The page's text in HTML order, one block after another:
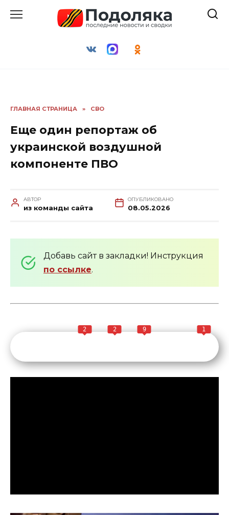
ГЛАВНАЯ СТРАНИЦА » СВО
Еще один репортаж об
украинской воздушной
компоненте ПВО
АВТОР
из команды сайта
ОПУБЛИКОВАНО
08.05.2026
Добавь сайт в закладки! Инструкция
по ссылке.
2 2 9 1